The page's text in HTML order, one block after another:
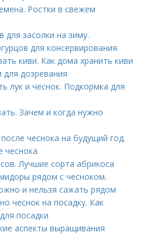
Ростки в свежем
для засолки на зиму.
для консервирования
киви. Как дома хранить киви
для дозревания
лук и чеснок. Подкормка для
Зачем и когда нужно
чеснока на будущий год.
чеснока
Лучшие сорта абрикоса
рядом с чесноком.
и нельзя сажать рядом
чеснок на посадку. Как
посадки
аспекты выращивания